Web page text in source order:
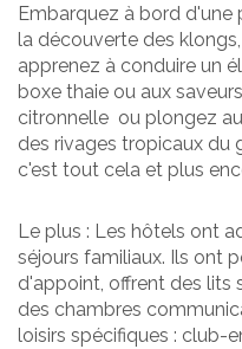
Embarquez à bord d'une
la découverte des
apprenez à conduire un
boxe thaie ou aux
citronnelle ou plongez
des rivages tropicaux du
c'est tout cela et plus
Le plus : Les hôtels ont
séjours familiaux. Ils ont
d'appoint, offrent des lits
des chambres
loisirs spécifiques : club-